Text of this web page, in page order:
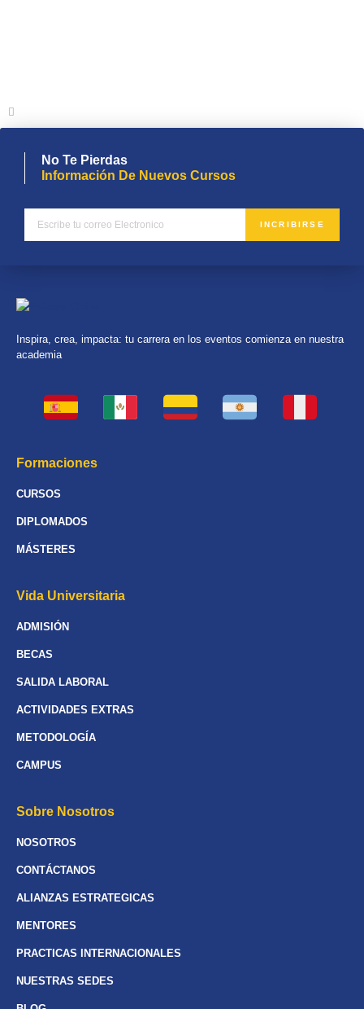
No Te Pierdas
Información De Nuevos Cursos
INCRIBIRSE
Inspira, crea, impacta: tu carrera en los eventos comienza en nuestra
academia
Formaciones
CURSOS
DIPLOMADOS
MÁSTERES
Vida Universitaria
ADMISIÓN
BECAS
SALIDA LABORAL
ACTIVIDADES EXTRAS
METODOLOGÍA
CAMPUS
Sobre Nosotros
NOSOTROS
CONTÁCTANOS
ALIANZAS ESTRATEGICAS
MENTORES
PRACTICAS INTERNACIONALES
NUESTRAS SEDES